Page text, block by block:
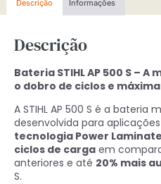
Descrição Informações
Descrição
Bateria STIHL AP 500 S –
o dobro de ciclos e
A STIHL AP 500 S é a
desenvolvida para
tecnologia Power Laminate
ciclos de carga em
anteriores e até 20% mais
S.